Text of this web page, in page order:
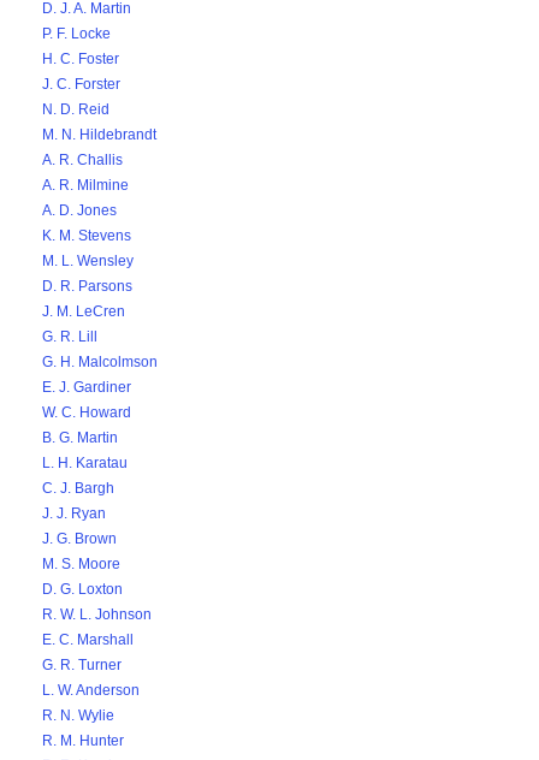
D. J. A. Martin
P. F. Locke
H. C. Foster
J. C. Forster
N. D. Reid
M. N. Hildebrandt
A. R. Challis
A. R. Milmine
A. D. Jones
K. M. Stevens
M. L. Wensley
D. R. Parsons
J. M. LeCren
G. R. Lill
G. H. Malcolmson
E. J. Gardiner
W. C. Howard
B. G. Martin
L. H. Karatau
C. J. Bargh
J. J. Ryan
J. G. Brown
M. S. Moore
D. G. Loxton
R. W. L. Johnson
E. C. Marshall
G. R. Turner
L. W. Anderson
R. N. Wylie
R. M. Hunter